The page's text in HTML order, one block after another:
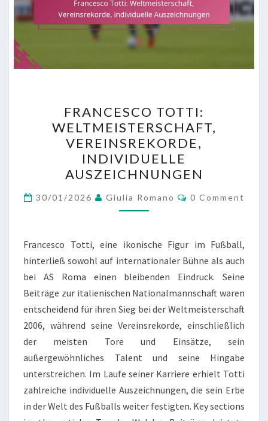
TOTTI:
WELTMEISTERSCHAFT,
VEREINSREKORDE,
INDIVIDUELLE
AUSZEICHNUNGEN
FRANCESCO TOTTI:
WELTMEISTERSCHAFT,
VEREINSREKORDE,
INDIVIDUELLE
AUSZEICHNUNGEN
30/01/2026 Giulia Romano Comments
0 Comment
Francesco Totti, eine ikonische Figur im Fußball,
hinterließ sowohl auf internationaler Bühne als auch
bei AS Roma einen bleibenden Eindruck. Seine
Beiträge zur italienischen Nationalmannschaft waren
entscheidend für ihren Sieg bei der Weltmeisterschaft
2006, während seine Vereinsrekorde, einschließlich
der meisten Tore und Einsätze, sein
außergewöhnliches Talent und seine Hingabe
unterstreichen. Im Laufe seiner Karriere erhielt Totti
zahlreiche individuelle Auszeichnungen, die sein Erbe
in der Welt des Fußballs weiter festigten. Key sections